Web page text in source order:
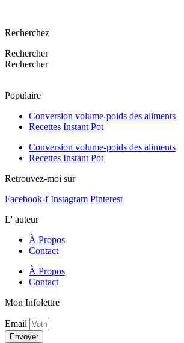
Recherchez
Rechercher
Rechercher
Populaire
Conversion volume-poids des aliments
Recettes Instant Pot
Conversion volume-poids des aliments
Recettes Instant Pot
Retrouvez-moi sur
Facebook-f Instagram Pinterest
L' auteur
À Propos
Contact
À Propos
Contact
Mon Infolettre
Email
Envoyer